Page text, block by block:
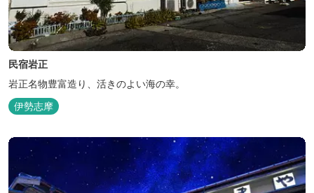
民宿岩正
岩正名物豊富造り、活きのよい海の幸。
伊勢志摩